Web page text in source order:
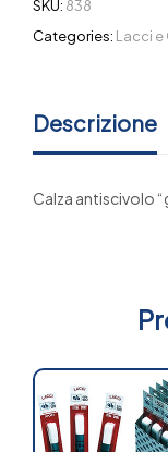
SKU: 838
Categories: Lacci e
Descrizione
Calza antiscivolo